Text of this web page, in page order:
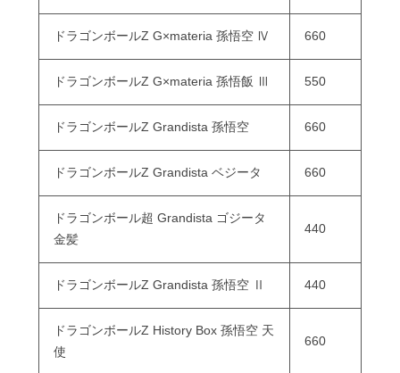
ドラゴンボールZ G×materia 孫悟空 Ⅳ 660
ドラゴンボールZ G×materia 孫悟飯 Ⅲ 550
ドラゴンボールZ Grandista 孫悟空 660
ドラゴンボールZ Grandista ベジータ 660
ドラゴンボール超 Grandista ゴジータ
金髪
440
ドラゴンボールZ Grandista 孫悟空 Ⅱ 440
ドラゴンボールZ History Box 孫悟空 天
使
660